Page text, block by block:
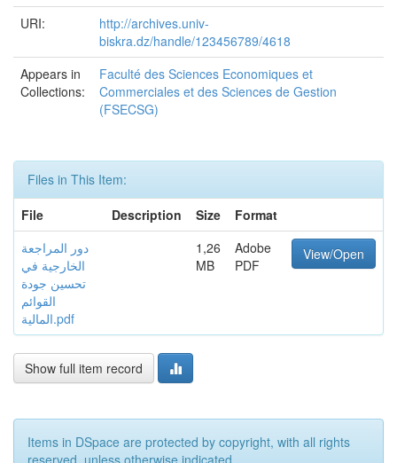
URI:
http://archives.univ-
biskra.dz/handle/123456789/4618
Appears in
Collections:
Faculté des Sciences Economiques et
Commerciales et des Sciences de Gestion
(FSECSG)
Files in This Item:
File
Description Size
Format
دور المراجعة
الخارجية في
تحسين جودة
القوائم
المالية.pdf
1,26
MB
Adobe
PDF
View/Open
Show full item record
Items in DSpace are protected by copyright, with all rights
reserved, unless otherwise indicated.